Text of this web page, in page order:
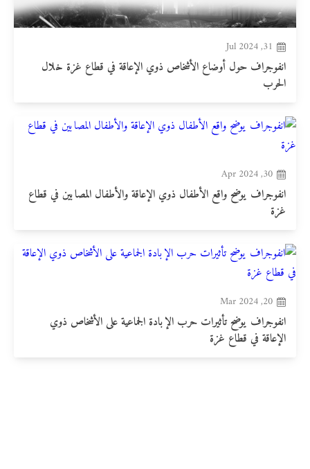
31, Jul 2024
انفوجراف حول أوضاع الأشخاص ذوي الإعاقة في قطاع غزة خلال
الحرب
30, Apr 2024
انفوجراف يوضح واقع الأطفال ذوي الإعاقة والأطفال المصابين في قطاع
غزة
20, Mar 2024
انفوجراف يوضح تأثيرات حرب الإبادة الجماعية على الأشخاص ذوي
الإعاقة في قطاع غزة